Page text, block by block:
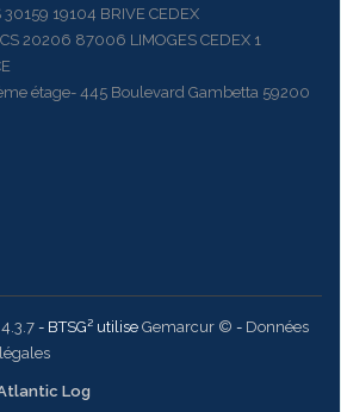
19104 BRIVE CEDEX
20206 87006 LIMOGES CEDEX 1
étage- 445 Boulevard Gambetta 59200
- BTSG² utilise Gemarcur © - Données
Log